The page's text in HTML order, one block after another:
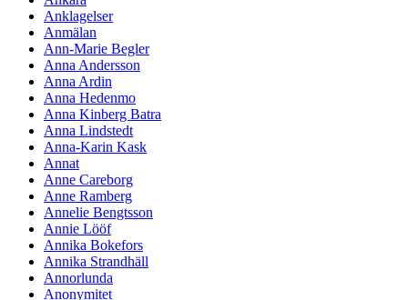
Anklagelser
Anmälan
Ann-Marie Begler
Anna Andersson
Anna Ardin
Anna Hedenmo
Anna Kinberg Batra
Anna Lindstedt
Anna-Karin Kask
Annat
Anne Careborg
Anne Ramberg
Annelie Bengtsson
Annie Lööf
Annika Bokefors
Annika Strandhäll
Annorlunda
Anonymitet